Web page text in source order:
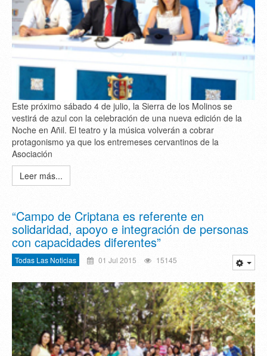
Este próximo sábado 4 de julio, la Sierra de los Molinos se
vestirá de azul con la celebración de una nueva edición de la
Noche en Añil. El teatro y la música volverán a cobrar
protagonismo ya que los entremeses cervantinos de la
Asociación
Leer más...
“Campo de Criptana es referente en
solidaridad, apoyo e integración de personas
con capacidades diferentes”
Todas Las Noticias 01 Jul 2015 15145